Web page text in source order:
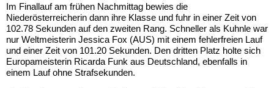
Im Finallauf am frühen Nachmittag bewies die
Niederösterreicherin dann ihre Klasse und fuhr in einer Zeit von
102.78 Sekunden auf den zweiten Rang. Schneller als Kuhnle war
nur Weltmeisterin Jessica Fox (AUS) mit einem fehlerfreien Lauf
und einer Zeit von 101.20 Sekunden. Den dritten Platz holte sich
Europameisterin Ricarda Funk aus Deutschland, ebenfalls in
einem Lauf ohne Strafsekunden.